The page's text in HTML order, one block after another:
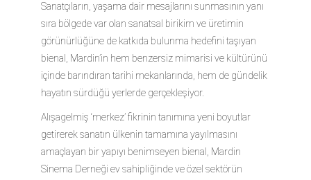
Sanatçıların, yaşama dair mesajlarını sunmasının yanı
sıra bölgede var olan sanatsal birikim ve üretimin
görünürlüğüne de katkıda bulunma hedefini taşıyan
bienal, Mardin’in hem benzersiz mimarisi ve kültürünü
içinde barındıran tarihi mekanlarında, hem de gündelik
hayatın sürdüğü yerlerde gerçekleşiyor.
Alışagelmiş ‘merkez’ fikrinin tanımına yeni boyutlar
getirerek sanatın ülkenin tamamına yayılmasını
amaçlayan bir yapıyı benimseyen bienal, Mardin
Sinema Derneği ev sahipliğinde ve özel sektörün